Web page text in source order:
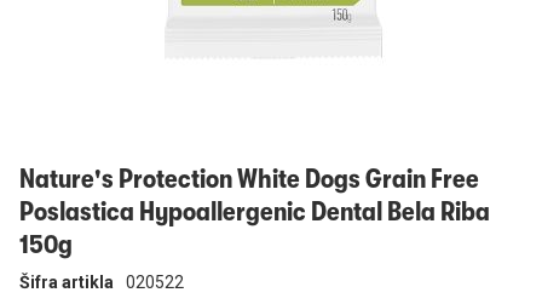
Nature's Protection White Dogs Grain Free
Poslastica Hypoallergenic Dental Bela Riba
150g
Šifra artikla 020522